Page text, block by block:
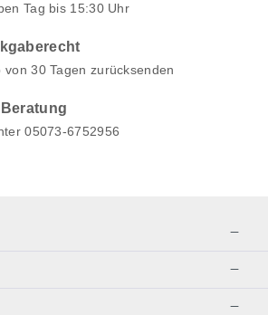
Tag bis 15:30 Uhr
30 Tagen zurücksenden
05073-6752956